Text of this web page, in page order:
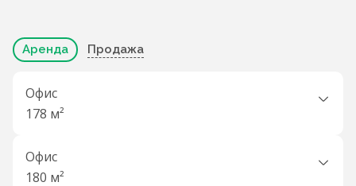
Аренда Продажа
Офис
178 м²
Офис
180 м²